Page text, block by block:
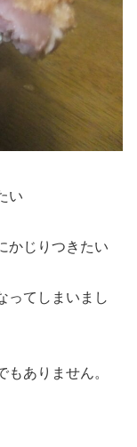
い
かじりつきたい
ってしまいまし
ありません。